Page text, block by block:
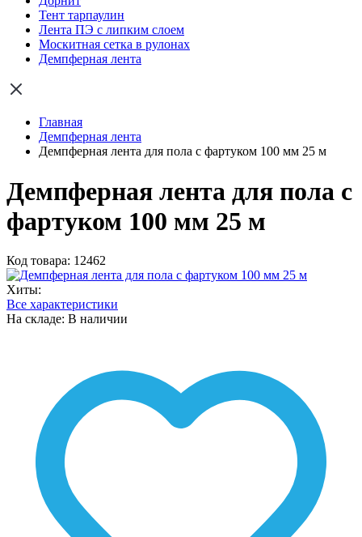
Тент тарпаулин
Лента ПЭ с липким слоем
Москитная сетка в рулонах
Демпферная лента
Главная
Демпферная лента
Демпферная лента для пола с фартуком 100 мм 25 м
Демпферная лента для пола с
фартуком 100 мм 25 м
Код товара: 12462
Хиты:
Все характеристики
На складе: В наличии